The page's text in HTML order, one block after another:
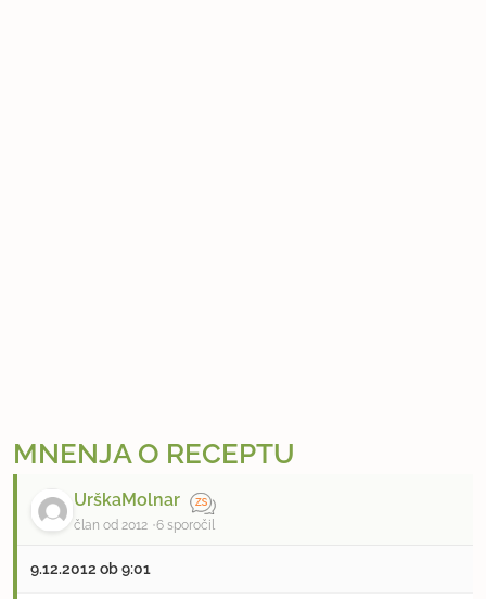
MNENJA O RECEPTU
UrškaMolnar
član od 2012 6 sporočil
9.12.2012 ob 9:01